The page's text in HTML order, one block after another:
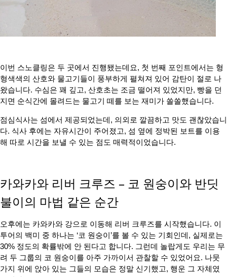
이번 스노클링은 두 곳에서 진행됐는데요, 첫 번째 포인트에서는 형
형색색의 산호와 물고기들이 풍부하게 펼쳐져 있어 감탄이 절로 나
왔습니다. 수심은 꽤 깊고, 산호초는 조금 떨어져 있었지만, 빵을 던
지면 순식간에 몰려드는 물고기 떼를 보는 재미가 쏠쏠했습니다.
점심식사는 섬에서 제공되었는데, 의외로 깔끔하고 맛도 괜찮았습니
다. 식사 후에는 자유시간이 주어졌고, 섬 옆에 정박된 보트를 이용
해 따로 시간을 보낼 수 있는 점도 매력적이었습니다.
카와카와 리버 크루즈 – 코 원숭이와 반딧
불이의 마법 같은 순간
오후에는 카와카와 강으로 이동해 리버 크루즈를 시작했습니다. 이
투어의 백미 중 하나는 ‘코 원숭이’를 볼 수 있는 기회인데, 실제로는
30% 정도의 확률밖에 안 된다고 합니다. 그런데 놀랍게도 우리는 무
려 두 그룹의 코 원숭이를 아주 가까이서 관찰할 수 있었어요. 나뭇
가지 위에 앉아 있는 그들의 모습은 정말 신기했고, 행운 그 자체였